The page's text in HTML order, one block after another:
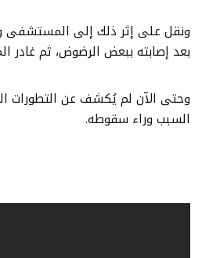
ونقل على إثر ذلك إلى المستشفى
بعد إصابته ببعض الرضوض، ثم
وحتى الآن لم يُكشف عن التطورات
السبب وراء سقوطه.